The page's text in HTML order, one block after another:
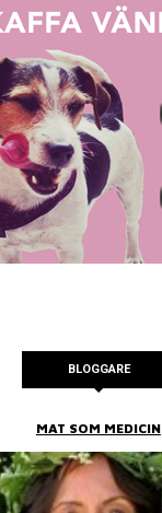
BLOGGARE
MAT SOM MEDICIN